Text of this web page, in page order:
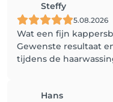
Steffy
5.08.2026
Wat een fijn
Gewenste resultaat
tijdens de
Hans